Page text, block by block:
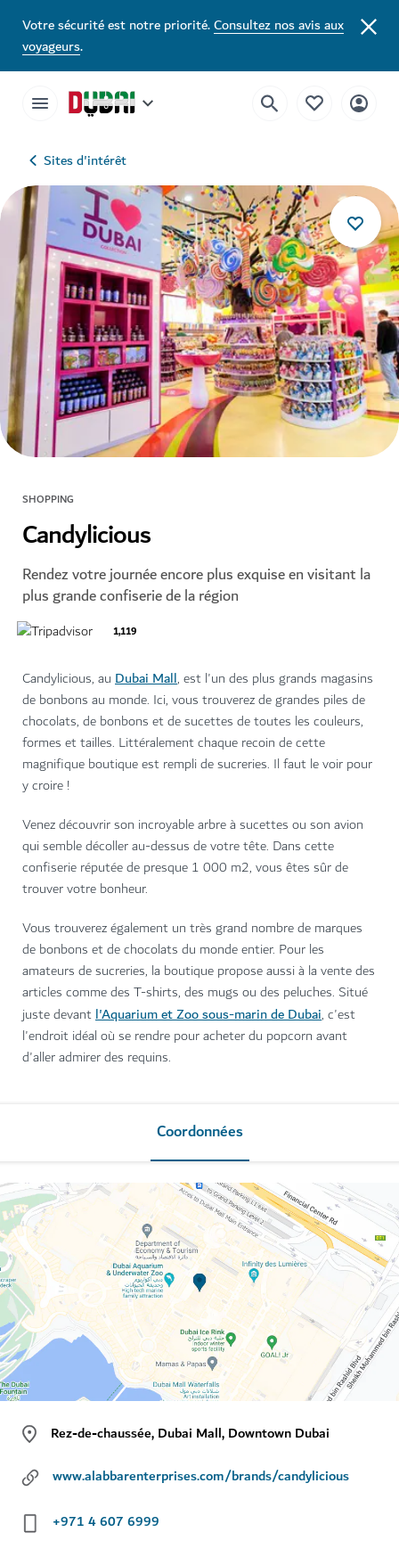
Votre sécurité est notre priorité.Consultez nos avis aux
voyageurs.
Sites d'intérêt
SHOPPING
Candylicious
Rendez votre journée encore plus exquise en visitant la
plus grande confiserie de la région
1,119
Candylicious, au Dubai Mall, est l'un des plus grands magasins
de bonbons au monde. Ici, vous trouverez de grandes piles de
chocolats, de bonbons et de sucettes de toutes les couleurs,
formes et tailles. Littéralement chaque recoin de cette
magnifique boutique est rempli de sucreries. Il faut le voir pour
y croire !
Venez découvrir son incroyable arbre à sucettes ou son avion
qui semble décoller au-dessus de votre tête. Dans cette
confiserie réputée de presque 1 000 m2, vous êtes sûr de
trouver votre bonheur.
Vous trouverez également un très grand nombre de marques
de bonbons et de chocolats du monde entier. Pour les
amateurs de sucreries, la boutique propose aussi à la vente des
articles comme des T-shirts, des mugs ou des peluches. Situé
juste devantl'Aquarium et Zoo sous-marin de Dubai, c'est
l'endroit idéal où se rendre pour acheter du popcorn avant
d'aller admirer des requins.
Coordonnées
Rez-de-chaussée, Dubai Mall, Downtown Dubai
www.alabbarenterprises.com/brands/candylicious
+971 4 607 6999